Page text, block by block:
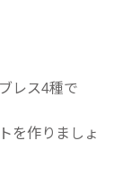
レス4種で
を作りましょ